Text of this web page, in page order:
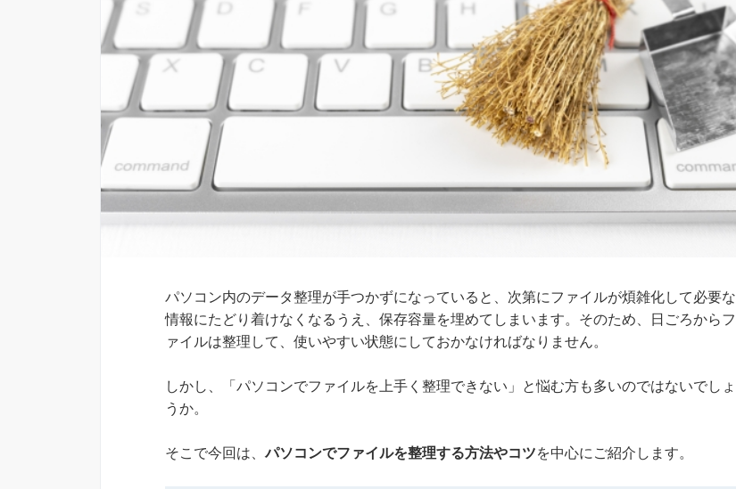
パソコン内のデータ整理が手つかずになっていると、次第にファイルが煩雑化して必要な
情報にたどり着けなくなるうえ、保存容量を埋めてしまいます。そのため、日ごろからフ
ァイルは整理して、使いやすい状態にしておかなければなりません。
しかし、「パソコンでファイルを上手く整理できない」と悩む方も多いのではないでしょ
うか。
そこで今回は、パソコンでファイルを整理する方法やコツを中心にご紹介します。